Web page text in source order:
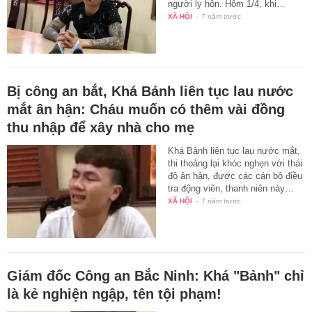
người ly hôn. Hôm 1/4, khi…
XÃ HỘI - 7 năm trước
Bị công an bắt, Khá Bảnh liên tục lau nước
mắt ân hận: Cháu muốn có thêm vài đồng
thu nhập để xây nhà cho mẹ
Khá Bảnh liên tục lau nước mắt,
thi thoảng lại khóc nghẹn với thái
độ ân hận, được các cán bộ điều
tra động viên, thanh niên này…
XÃ HỘI - 7 năm trước
Giám đốc Công an Bắc Ninh: Khá "Bảnh" chỉ
là kẻ nghiện ngập, tên tội phạm!